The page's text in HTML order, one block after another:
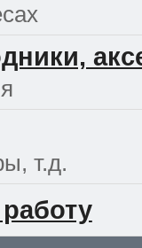
т.д.